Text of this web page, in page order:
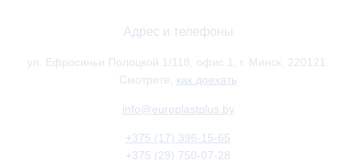
Адрес и телефоны
ул. Ефросиньи Полоцкой 1/118, офис 1, г. Минск, 220121.
Смотрите, как доехать
info@europlastplus.by
+375 (17) 396-15-65
+375 (29) 750-07-28